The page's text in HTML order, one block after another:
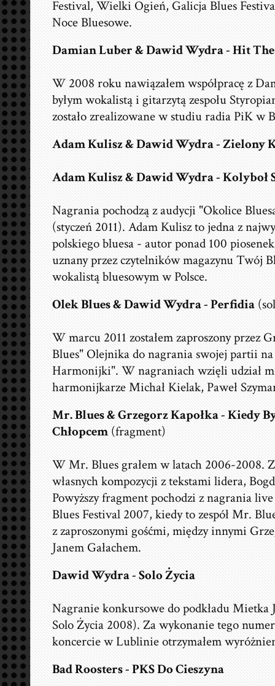
Festival, Wielki Ogień, Galicja Blues
Noce Bluesowe.
Damian Luber & Dawid Wydra - Hit The
W 2008 roku nawiązałem współpracę z
byłym wokalistą i gitarzytą zespołu
zostało zrealizowane w studiu radia PiK w
Adam Kulisz & Dawid Wydra - Zielony
Adam Kulisz & Dawid Wydra - Kolyboł
Nagrania pochodzą z audycji "Okolice
(styczeń 2011). Adam Kulisz to jedna z
polskiego bluesa - autor ponad 100
uznany przez czytelników magazynu Twój
wokalistą bluesowym w Polsce.
Olek Blues & Dawid Wydra - Perfidia
W marcu 2011 zostałem zaproszony przez
Blues" Olejnika do nagrania swojej partii
Harmonijki". W nagraniach wzięli udział
harmonijkarze Michał Kielak, Paweł
Mr. Blues & Grzegorz Kapołka - Kiedy
Chłopcem (fragment)
W Mr. Blues grałem w latach 2006-2008.
własnych kompozycji z tekstami lidera,
Powyższy fragment pochodzi z nagrania
Blues Festival 2007, kiedy to zespół Mr.
z zaproszonymi gośćmi, między innymi
Janem Gałachem.
Dawid Wydra - Solo Życia
Nagranie konkursowe do podkładu Mietka
Solo Życia 2008). Za wykonanie tego
koncercie w Lublinie otrzymałem
Bad Roosters - PKS Do Cieszyna